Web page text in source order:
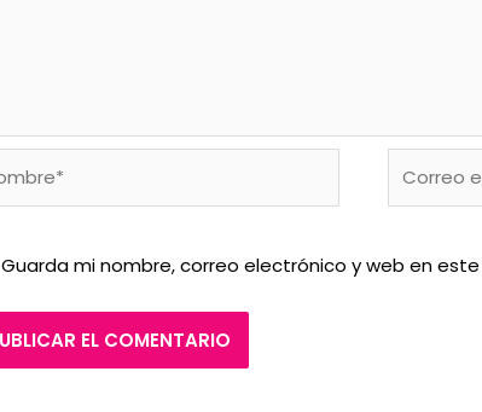
Guarda mi nombre, correo electrónico y web en